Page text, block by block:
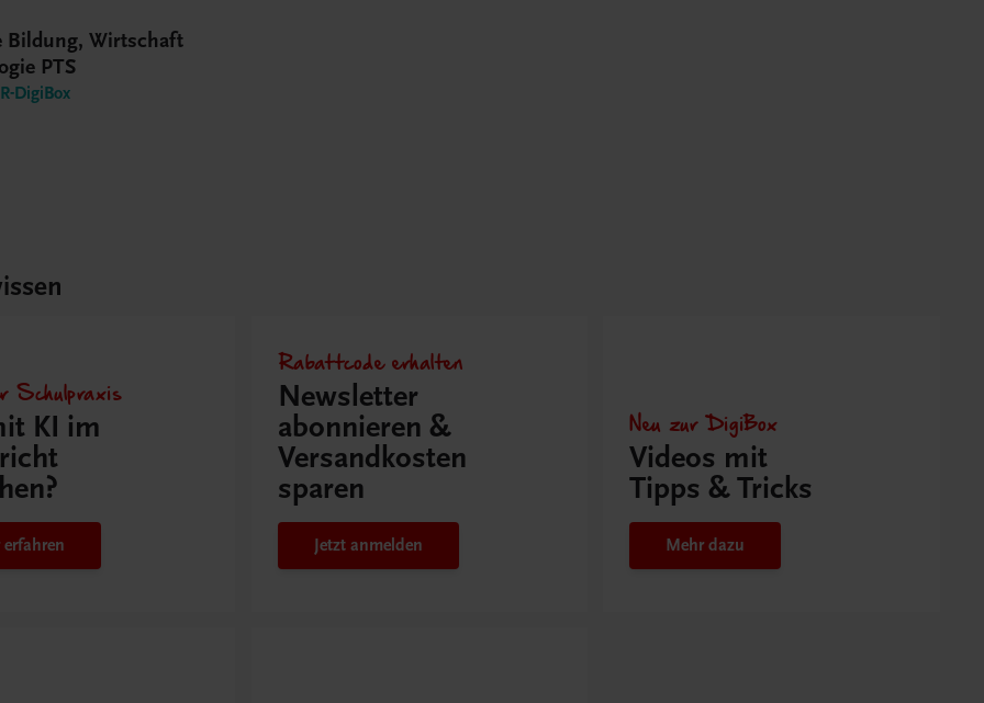
Bildung, Wirtschaft
PTS
DigiBox
Schulpraxis
KI im
erfahren
Rabattcode erhalten
Newsletter
abonnieren &
Versandkosten
sparen
Jetzt anmelden
Neu zur DigiBox
Videos mit
Tipps & Tricks
Mehr dazu